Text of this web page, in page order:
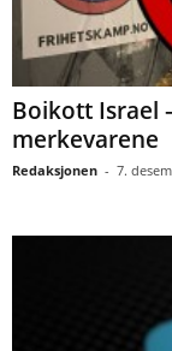
Boikott Israel
merkevarene
Redaksjonen - 7.